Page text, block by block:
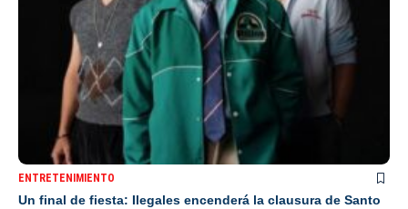
ENTRETENIMIENTO
Un final de fiesta: Ilegales encenderá la clausura de Santo